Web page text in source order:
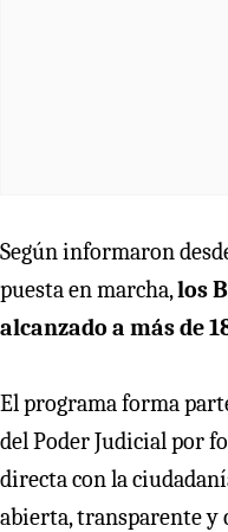
Según informaron
puesta en marcha,los
alcanzado a más de
El programa forma
del Poder Judicial por
directa con la
abierta, transparente y